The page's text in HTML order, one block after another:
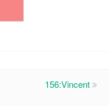
156:Vincent